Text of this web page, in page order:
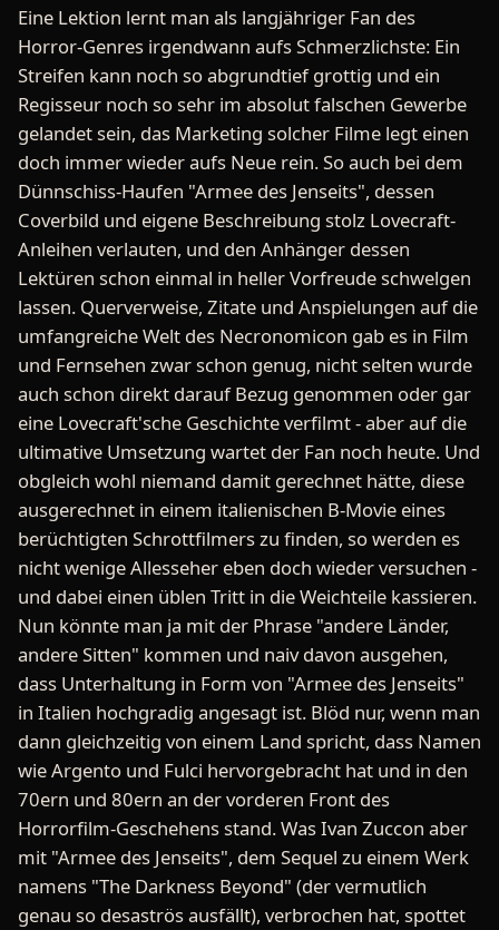
Eine Lektion lernt man als langjähriger Fan des
Horror-Genres irgendwann aufs Schmerzlichste: Ein
Streifen kann noch so abgrundtief grottig und ein
Regisseur noch so sehr im absolut falschen Gewerbe
gelandet sein, das Marketing solcher Filme legt einen
doch immer wieder aufs Neue rein. So auch bei dem
Dünnschiss-Haufen "Armee des Jenseits", dessen
Coverbild und eigene Beschreibung stolz Lovecraft-
Anleihen verlauten, und den Anhänger dessen
Lektüren schon einmal in heller Vorfreude schwelgen
lassen. Querverweise, Zitate und Anspielungen auf die
umfangreiche Welt des Necronomicon gab es in Film
und Fernsehen zwar schon genug, nicht selten wurde
auch schon direkt darauf Bezug genommen oder gar
eine Lovecraft'sche Geschichte verfilmt - aber auf die
ultimative Umsetzung wartet der Fan noch heute. Und
obgleich wohl niemand damit gerechnet hätte, diese
ausgerechnet in einem italienischen B-Movie eines
berüchtigten Schrottfilmers zu finden, so werden es
nicht wenige Allesseher eben doch wieder versuchen -
und dabei einen üblen Tritt in die Weichteile kassieren.
Nun könnte man ja mit der Phrase "andere Länder,
andere Sitten" kommen und naiv davon ausgehen,
dass Unterhaltung in Form von "Armee des Jenseits"
in Italien hochgradig angesagt ist. Blöd nur, wenn man
dann gleichzeitig von einem Land spricht, dass Namen
wie Argento und Fulci hervorgebracht hat und in den
70ern und 80ern an der vorderen Front des
Horrorfilm-Geschehens stand. Was Ivan Zuccon aber
mit "Armee des Jenseits", dem Sequel zu einem Werk
namens "The Darkness Beyond" (der vermutlich
genau so desaströs ausfällt), verbrochen hat, spottet